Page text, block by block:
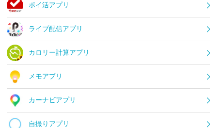
ポイ活アプリ
ライブ配信アプリ
カロリー計算アプリ
メモアプリ
カーナビアプリ
自撮りアプリ